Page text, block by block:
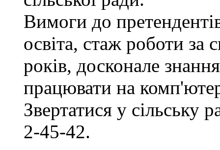
Вимоги до
освіта, стаж роботи за
років, досконале
працювати на
Звертатися у сільську
2-45-42.